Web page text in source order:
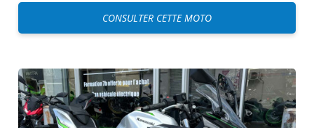
CONSULTER CETTE MOTO